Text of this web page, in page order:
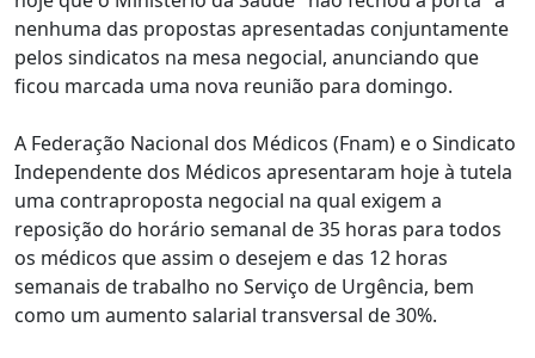
nenhuma das propostas apresentadas conjuntamente
pelos sindicatos na mesa negocial, anunciando que
ficou marcada uma nova reunião para domingo.
A Federação Nacional dos Médicos (Fnam) e o Sindicato
Independente dos Médicos apresentaram hoje à tutela
uma contraproposta negocial na qual exigem a
reposição do horário semanal de 35 horas para todos
os médicos que assim o desejem e das 12 horas
semanais de trabalho no Serviço de Urgência, bem
como um aumento salarial transversal de 30%.